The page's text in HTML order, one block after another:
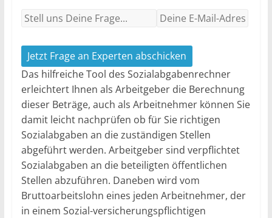
Jetzt Frage an Experten abschicken
Das hilfreiche Tool des Sozialabgabenrechner
erleichtert Ihnen als Arbeitgeber die Berechnung
dieser Beträge, auch als Arbeitnehmer können Sie
damit leicht nachprüfen ob für Sie richtigen
Sozialabgaben an die zuständigen Stellen
abgeführt werden. Arbeitgeber sind verpflichtet
Sozialabgaben an die beteiligten öffentlichen
Stellen abzuführen. Daneben wird vom
Bruttoarbeitslohn eines jeden Arbeitnehmer, der
in einem Sozial-versicherungspflichtigen